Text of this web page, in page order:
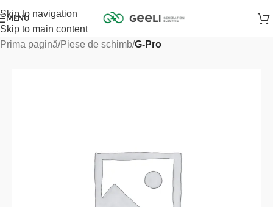
Skip to navigation
Skip to main content
MENU
Prima pagină Piese de schimb G-Pro